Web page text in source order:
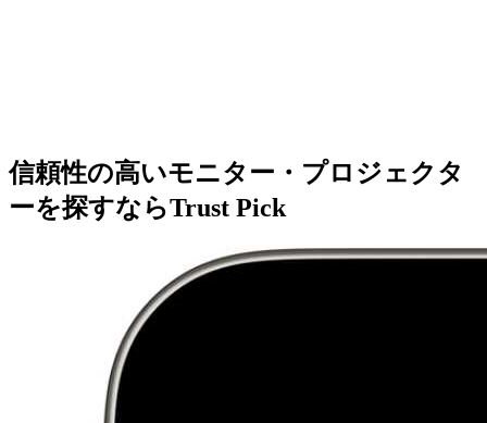
信頼性の高いモニター・プロジェクタ
ーを探すならTrust Pick